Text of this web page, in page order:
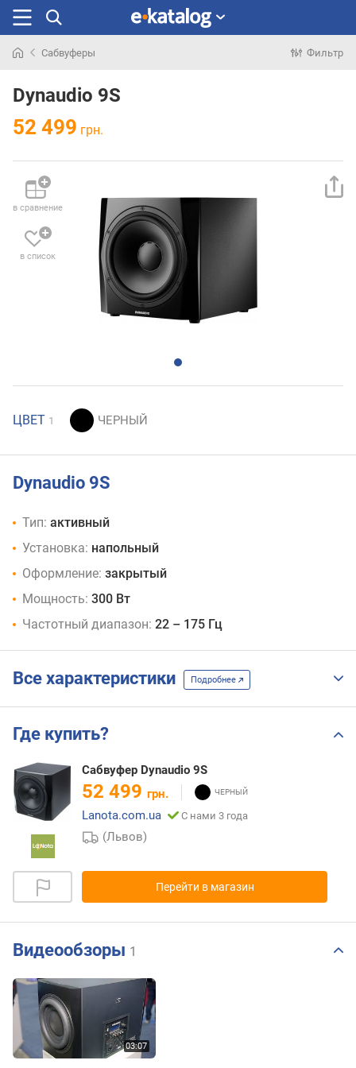
раньше
Сабвуферы Фильтр
Dynaudio 9S
52 499 грн.
в сравнение
в список
ЦВЕТ 1
Dynaudio 9S
Тип: активный
Установка: напольный
Оформление: закрытый
Мощность: 300 Вт
Частотный диапазон: 22 – 175 Гц
Все характеристики Подробнее
Где купить?
Сабвуфер Dynaudio 9S
52 499 грн.
Lanota.com.ua
С нами 3 года
(Львов)
Перейти в магазин
Видеообзоры 1